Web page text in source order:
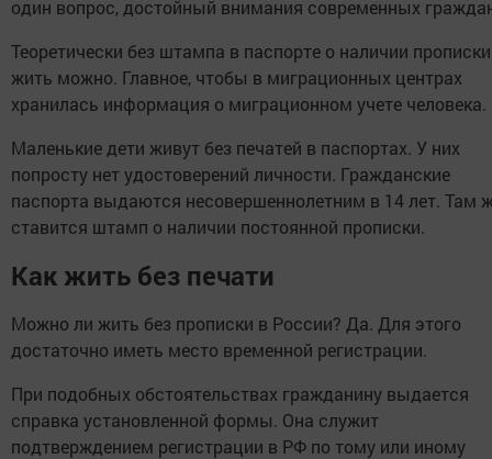
один вопрос, достойный внимания современных
Теоретически без штампа в паспорте о наличии прописки
жить можно. Главное, чтобы в миграционных центрах
хранилась информация о миграционном учете человека.
Маленькие дети живут без печатей в паспортах. У них
попросту нет удостоверений личности. Гражданские
паспорта выдаются несовершеннолетним в 14 лет. Там
ставится штамп о наличии постоянной прописки.
Как жить без печати
Можно ли жить без прописки в России? Да. Для этого
достаточно иметь место временной регистрации.
При подобных обстоятельствах гражданину выдается
справка установленной формы. Она служит
подтверждением регистрации в РФ по тому или иному